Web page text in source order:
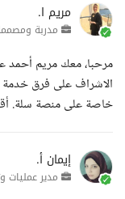
مريم ا.
مدربة
الاشراف على فرق خدمة
خاصة على منصة سلة.
إيمان أ.
مدير عمليات